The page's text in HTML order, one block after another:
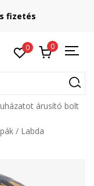
fizetés
0 0
árusító bolt
Labda